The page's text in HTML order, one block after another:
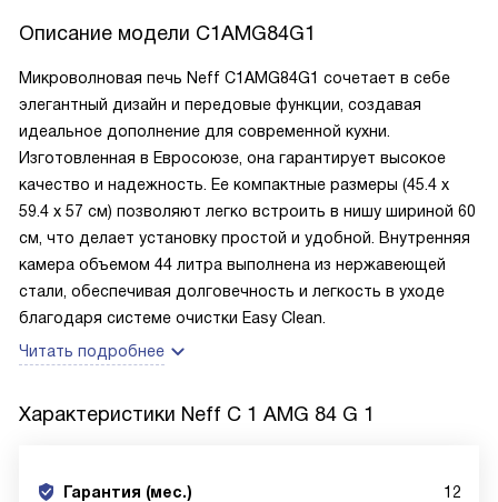
Описание модели C1AMG84G1
Микроволновая печь Neff C1AMG84G1 сочетает в себе
элегантный дизайн и передовые функции, создавая
идеальное дополнение для современной кухни.
Изготовленная в Евросоюзе, она гарантирует высокое
качество и надежность. Ее компактные размеры (45.4 х
59.4 х 57 см) позволяют легко встроить в нишу шириной 60
см, что делает установку простой и удобной. Внутренняя
камера объемом 44 литра выполнена из нержавеющей
стали, обеспечивая долговечность и легкость в уходе
благодаря системе очистки Easy Clean.
Читать подробнее
Характеристики Neff C 1 AMG 84 G 1
Гарантия (мес.) 12